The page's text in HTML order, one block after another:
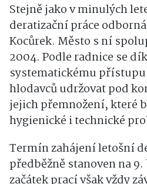
Stejně jako v minulých
deratizační práce
Kocůrek. Město s ní
2004. Podle radnice se
systematickému
hlodavců udržovat pod
jejich přemnožení, které
hygienické i technické
Termín zahájení letošní
předběžně stanoven na
začátek prací však vždy